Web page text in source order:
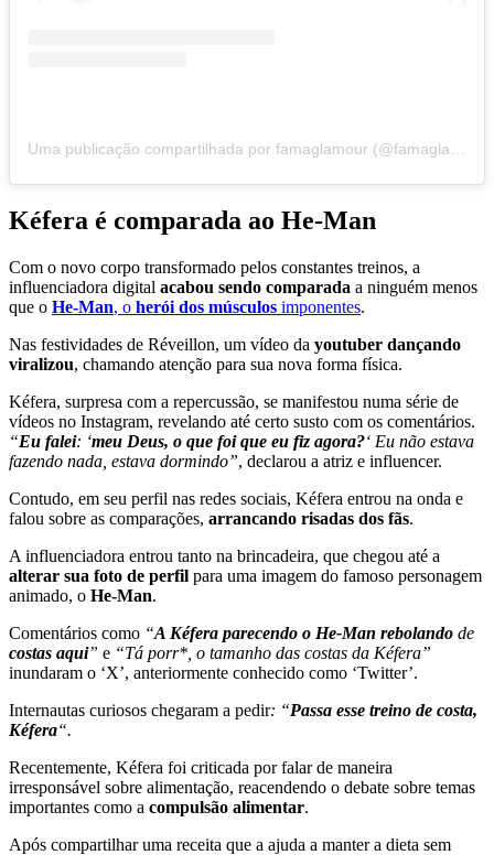
Uma publicação compartilhada por famaglamour (@famaglamour2020)
Kéfera é comparada ao He-Man
Com o novo corpo transformado pelos constantes treinos, a
influenciadora digital acabou sendo comparada a ninguém menos
que o He-Man, o herói dos músculos imponentes.
Nas festividades de Réveillon, um vídeo da youtuber dançando
viralizou, chamando atenção para sua nova forma física.
Kéfera, surpresa com a repercussão, se manifestou numa série de
vídeos no Instagram, revelando até certo susto com os comentários.
“Eu falei: ‘meu Deus, o que foi que eu fiz agora?‘ Eu não estava
fazendo nada, estava dormindo”, declarou a atriz e influencer.
Contudo, em seu perfil nas redes sociais, Kéfera entrou na onda e
falou sobre as comparações, arrancando risadas dos fãs.
A influenciadora entrou tanto na brincadeira, que chegou até a
alterar sua foto de perfil para uma imagem do famoso personagem
animado, o He-Man.
Comentários como “A Kéfera parecendo o He-Man rebolando de
costas aqui” e “Tá porr*, o tamanho das costas da Kéfera”
inundaram o ‘X’, anteriormente conhecido como ‘Twitter’.
Internautas curiosos chegaram a pedir: “Passa esse treino de costa,
Kéfera“.
Recentemente, Kéfera foi criticada por falar de maneira
irresponsável sobre alimentação, reacendendo o debate sobre temas
importantes como a compulsão alimentar.
Após compartilhar uma receita que a ajuda a manter a dieta sem